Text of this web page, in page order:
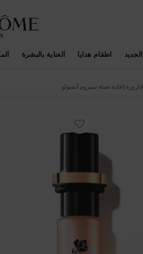
اطقام هدايا العناية بالبشرة
قارورة إعادة تعبئة سيروم أبسولو